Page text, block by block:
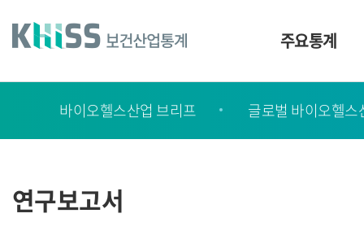
건
주요통계
서
간
행
바이오헬스산업 브리프 글로벌 바이오헬스
연구보고서